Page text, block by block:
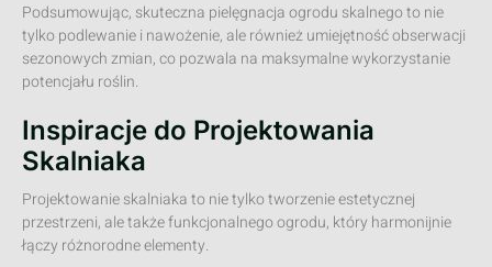
Podsumowując, skuteczna pielęgnacja ogrodu skalnego to nie
tylko podlewanie i nawożenie, ale również umiejętność obserwacji
sezonowych zmian, co pozwala na maksymalne wykorzystanie
potencjału roślin.
Inspiracje do Projektowania
Skalniaka
Projektowanie skalniaka to nie tylko tworzenie estetycznej
przestrzeni, ale także funkcjonalnego ogrodu, który harmonijnie
łączy różnorodne elementy.